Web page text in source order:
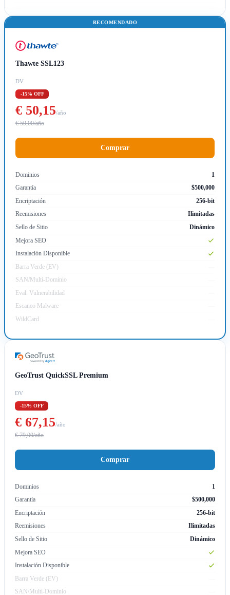
RECOMENDADO
Thawte SSL123
DV
-15% OFF
€ 50,15/año
€ 59,00/año
Comprar
Dominios
1
Garantía
$500,000
Encriptación
256-bit
Reemisiones
Ilimitadas
Sello de Sitio
Dinámico
Mejora SEO
Instalación Disponible
Barra Verde (EV)
SAN/Multi-Dominio
Eval. Vulnerabilidad
Escaneo Malware
WildCard
GeoTrust QuickSSL Premium
DV
-15% OFF
€ 67,15/año
€ 79,00/año
Comprar
Dominios
1
Garantía
$500,000
Encriptación
256-bit
Reemisiones
Ilimitadas
Sello de Sitio
Dinámico
Mejora SEO
Instalación Disponible
Barra Verde (EV)
SAN/Multi-Dominio